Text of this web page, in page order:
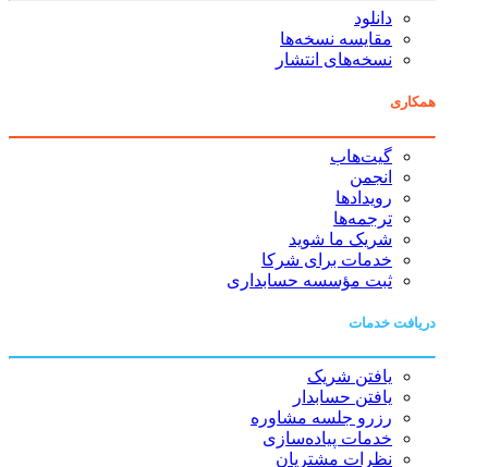
دانلود
مقایسه نسخه‌ها
نسخه‌های انتشار
همکاری
گیت‌هاب
انجمن
رویدادها
ترجمه‌ها
شریک ما شوید
خدمات برای شرکا
ثبت مؤسسه حسابداری
دریافت خدمات
یافتن شریک
یافتن حسابدار
رزرو جلسه مشاوره
خدمات پیاده‌سازی
نظرات مشتریان